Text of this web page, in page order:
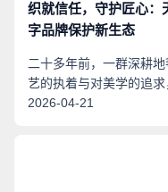
织就信任，守护匠心：
字品牌保护新生态
二十多年前，一群深耕
艺的执着与对美学的追
今，天艺地毯已成为高
2026-04-21